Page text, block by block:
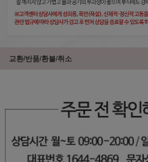
교환/반품/환불/취소